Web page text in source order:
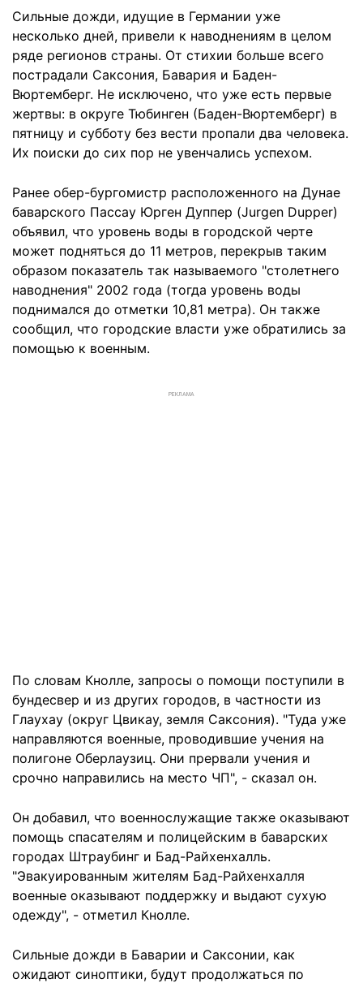
Сильные дожди, идущие в Германии уже
несколько дней, привели к наводнениям в целом
ряде регионов страны. От стихии больше всего
пострадали Саксония, Бавария и Баден-
Вюртемберг. Не исключено, что уже есть первые
жертвы: в округе Тюбинген (Баден-Вюртемберг) в
пятницу и субботу без вести пропали два человека.
Их поиски до сих пор не увенчались успехом.
Ранее обер-бургомистр расположенного на Дунае
баварского Пассау Юрген Дуппер (Jurgen Dupper)
объявил, что уровень воды в городской черте
может подняться до 11 метров, перекрыв таким
образом показатель так называемого "столетнего
наводнения" 2002 года (тогда уровень воды
поднимался до отметки 10,81 метра). Он также
сообщил, что городские власти уже обратились за
помощью к военным.
РЕКЛАМА
По словам Кнолле, запросы о помощи поступили в
бундесвер и из других городов, в частности из
Глаухау (округ Цвикау, земля Саксония). "Туда уже
направляются военные, проводившие учения на
полигоне Оберлаузиц. Они прервали учения и
срочно направились на место ЧП", - сказал он.
Он добавил, что военнослужащие также оказывают
помощь спасателям и полицейским в баварских
городах Штраубинг и Бад-Райхенхалль.
"Эвакуированным жителям Бад-Райхенхалля
военные оказывают поддержку и выдают сухую
одежду", - отметил Кнолле.
Сильные дожди в Баварии и Саксонии, как
ожидают синоптики, будут продолжаться по